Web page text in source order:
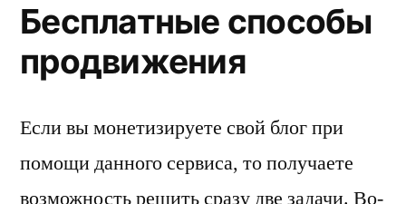
Бесплатные способы
продвижения
Если вы монетизируете свой блог при
помощи данного сервиса, то получаете
возможность решить сразу две задачи. Во-